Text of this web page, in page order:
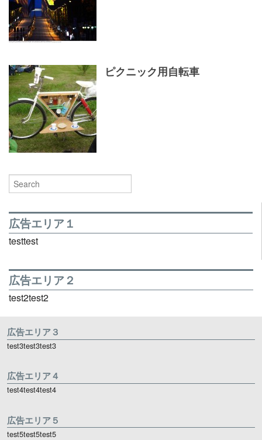
ピクニック用自転車
広告エリア１
testtest
広告エリア２
test2test2
広告エリア３
test3test3test3
広告エリア４
test4test4test4
広告エリア５
test5test5test5